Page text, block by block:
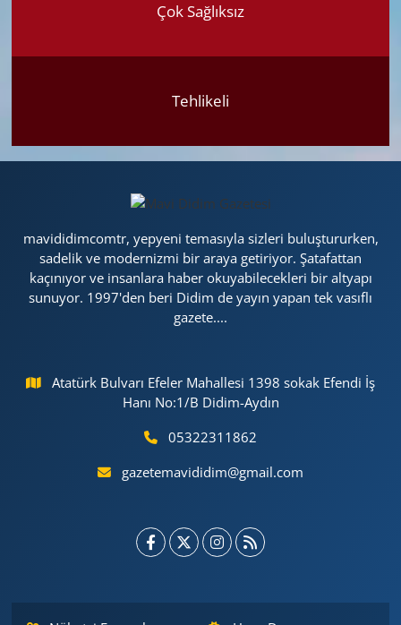
Çok Sağlıksız
Tehlikeli
mavididimcomtr, yepyeni temasıyla sizleri buluştururken,
sadelik ve modernizmi bir araya getiriyor. Şatafattan
kaçınıyor ve insanlara haber okuyabilecekleri bir altyapı
sunuyor. 1997'den beri Didim de yayın yapan tek vasıflı
gazete....
Atatürk Bulvarı Efeler Mahallesi 1398 sokak Efendi İş
Hanı No:1/B Didim-Aydın
05322311862
gazetemavididim@gmail.com